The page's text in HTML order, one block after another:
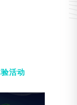
活动